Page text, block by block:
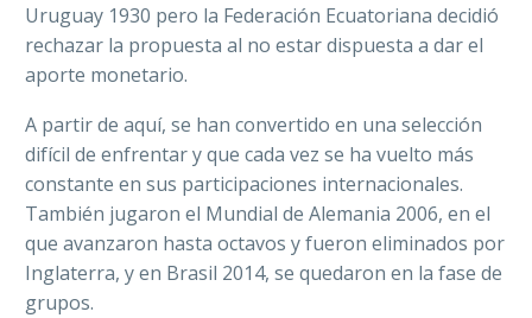
Uruguay 1930 pero la Federación Ecuatoriana decidió
rechazar la propuesta al no estar dispuesta a dar el
aporte monetario.
A partir de aquí, se han convertido en una selección
difícil de enfrentar y que cada vez se ha vuelto más
constante en sus participaciones internacionales.
También jugaron el Mundial de Alemania 2006, en el
que avanzaron hasta octavos y fueron eliminados por
Inglaterra, y en Brasil 2014, se quedaron en la fase de
grupos.